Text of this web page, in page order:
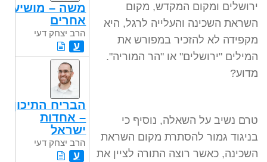
ירושלים ומקום המקדש, מקום
השראת השכינה והעלייה לרגל, היא
מקפידה לא להזכיר במפורש את
המילים "ירושלים" או "הר המוריה".
מדוע?
טרם נשיב על השאלה, נוסיף כי
בניגוד גמור להסתרת מקום השראת
השכינה, כאשר רוצה התורה לציין את
משה – מושיע
אחרים
הרב יצחק דעי
ע
הבריח התיכון
– אחדות
ישראל
הרב יצחק דעי
ע